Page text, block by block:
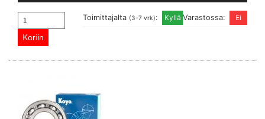
Varastossa:
Toimittajalta (3-7 vrk):